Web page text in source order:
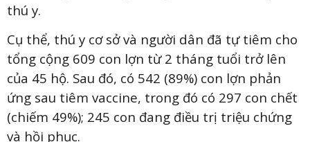
thú y.
Cụ thể, thú y cơ sở và người dân đã tự tiêm cho
tổng cộng 609 con lợn từ 2 tháng tuổi trở lên
của 45 hộ. Sau đó, có 542 (89%) con lợn phản
ứng sau tiêm vaccine, trong đó có 297 con chết
(chiếm 49%); 245 con đang điều trị triệu chứng
và hồi phục.